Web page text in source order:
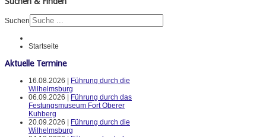
Suchen
Startseite
Aktuelle Termine
16.08.2026 |
Führung durch die
Wilhelmsburg
06.09.2026 |
Führung durch das
Festungsmuseum Fort Oberer
Kuhberg
20.09.2026 |
Führung durch die
Wilhelmsburg